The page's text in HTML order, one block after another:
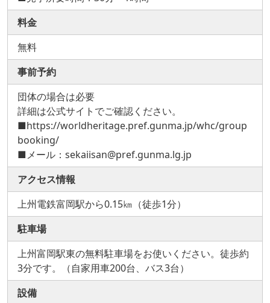
料金
無料
事前予約
団体の場合は必要
詳細は公式サイトでご確認ください。
■https://worldheritage.pref.gunma.jp/whc/group
booking/
■メール：sekaiisan@pref.gunma.lg.jp
アクセス情報
上州電鉄富岡駅から0.15㎞（徒歩1分）
駐車場
上州富岡駅東の無料駐車場をお使いください。徒歩約
3分です。（自家用車200台、バス3台）
設備